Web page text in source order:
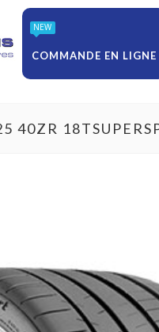
NEW
COMMANDE EN LIGNE
40ZR